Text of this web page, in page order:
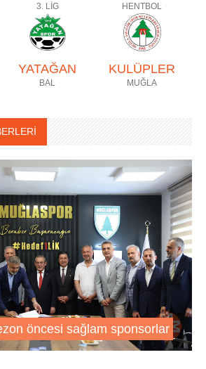
3. LİG HENTBOL
YATAĞAN
BAL
KULÜPLER
MUĞLA
öncesi sağlam sponsorlar